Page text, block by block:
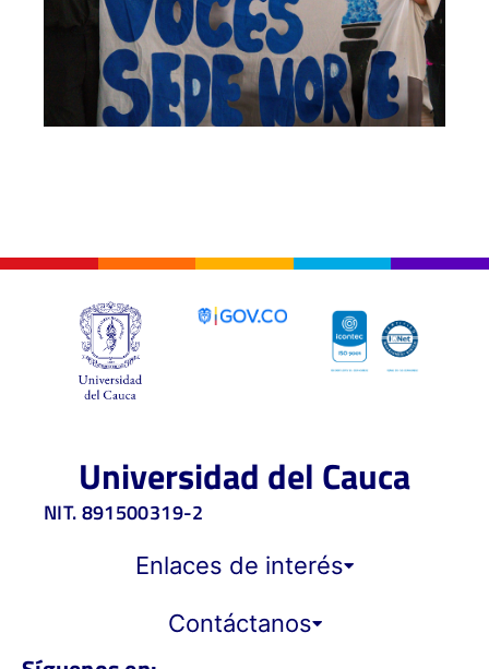
Universidad del Cauca
NIT. 891500319-2
Enlaces de interés
Contáctanos